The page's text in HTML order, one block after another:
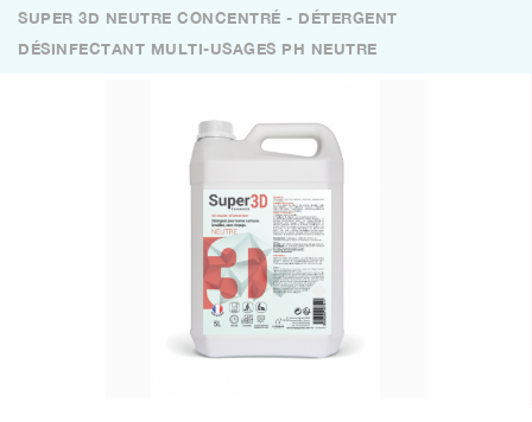
SUPER 3D NEUTRE CONCENTRÉ - DÉTERGENT
DÉSINFECTANT MULTI-USAGES PH NEUTRE